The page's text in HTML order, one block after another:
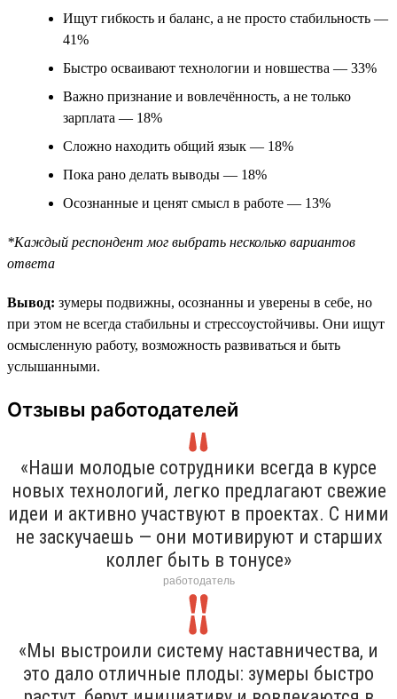
Ищут гибкость и баланс, а не просто стабильность —
41%
Быстро осваивают технологии и новшества — 33%
Важно признание и вовлечённость, а не только
зарплата — 18%
Сложно находить общий язык — 18%
Пока рано делать выводы — 18%
Осознанные и ценят смысл в работе — 13%
*Каждый респондент мог выбрать несколько вариантов
ответа
Вывод: зумеры подвижны, осознанны и уверены в себе, но
при этом не всегда стабильны и стрессоустойчивы. Они ищут
осмысленную работу, возможность развиваться и быть
услышанными.
Отзывы работодателей
«Наши молодые сотрудники всегда в курсе
новых технологий, легко предлагают свежие
идеи и активно участвуют в проектах. С ними
не заскучаешь — они мотивируют и старших
коллег быть в тонусе»
работодатель
«Мы выстроили систему наставничества, и
это дало отличные плоды: зумеры быстро